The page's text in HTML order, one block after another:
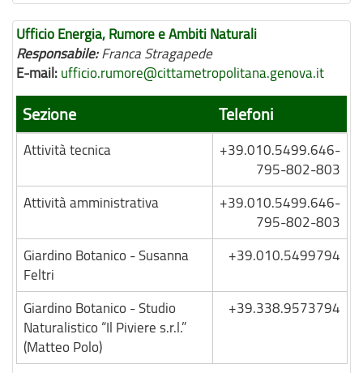
Ufficio Energia, Rumore e Ambiti Naturali
Responsabile:Franca Stragapede
E-mail: ufficio.rumore@cittametropolitana.genova.it
Sezione Telefoni
Attività tecnica
+39.010.5499.646-
795-802-803
Attività amministrativa
+39.010.5499.646-
795-802-803
Giardino Botanico - Susanna
Feltri
+39.010.5499794
Giardino Botanico - Studio
Naturalistico “Il Piviere s.r.l.”
(Matteo Polo)
+39.338.9573794